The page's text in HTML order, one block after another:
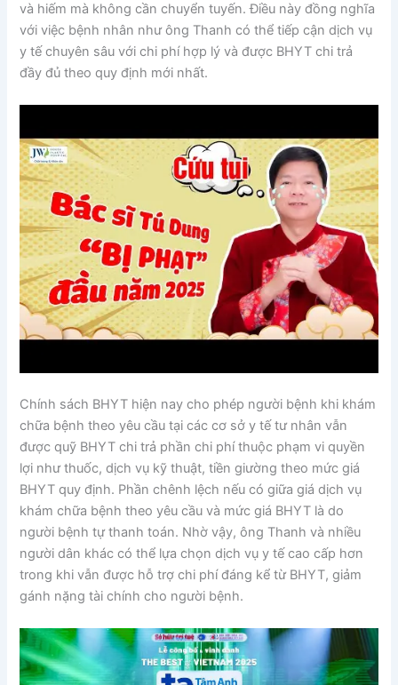
và hiếm mà không cần chuyển tuyến. Điều này đồng nghĩa
với việc bệnh nhân như ông Thanh có thể tiếp cận dịch vụ
y tế chuyên sâu với chi phí hợp lý và được BHYT chi trả
đầy đủ theo quy định mới nhất.
Chính sách BHYT hiện nay cho phép người bệnh khi khám
chữa bệnh theo yêu cầu tại các cơ sở y tế tư nhân vẫn
được quỹ BHYT chi trả phần chi phí thuộc phạm vi quyền
lợi như thuốc, dịch vụ kỹ thuật, tiền giường theo mức giá
BHYT quy định. Phần chênh lệch nếu có giữa giá dịch vụ
khám chữa bệnh theo yêu cầu và mức giá BHYT là do
người bệnh tự thanh toán. Nhờ vậy, ông Thanh và nhiều
người dân khác có thể lựa chọn dịch vụ y tế cao cấp hơn
trong khi vẫn được hỗ trợ chi phí đáng kể từ BHYT, giảm
gánh nặng tài chính cho người bệnh.